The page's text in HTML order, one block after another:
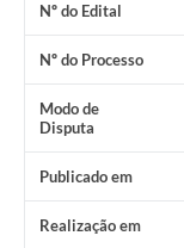
Nº do Edital
Nº do Processo
Modo de
Disputa
Publicado em
Realização em